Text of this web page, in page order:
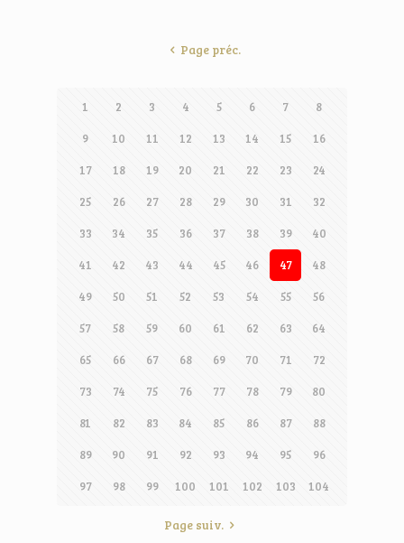
Page préc.
1 2 3 4 5 6 7
8
9
10 11 12 13 14 15
16
17
18 19 20 21 22 23
24
25
26 27 28 29 30 31
32
33
34 35 36 37 38 39
40
41
42 43 44 45 46 47
48
49
50 51 52 53 54 55
56
57
58 59 60 61 62 63
64
65
66 67 68 69 70 71
72
73
74 75 76 77 78 79
80
81
82 83 84 85 86 87
88
89
90 91 92 93 94 95
96
97
98 99 100 101 102 103 104
Page suiv.